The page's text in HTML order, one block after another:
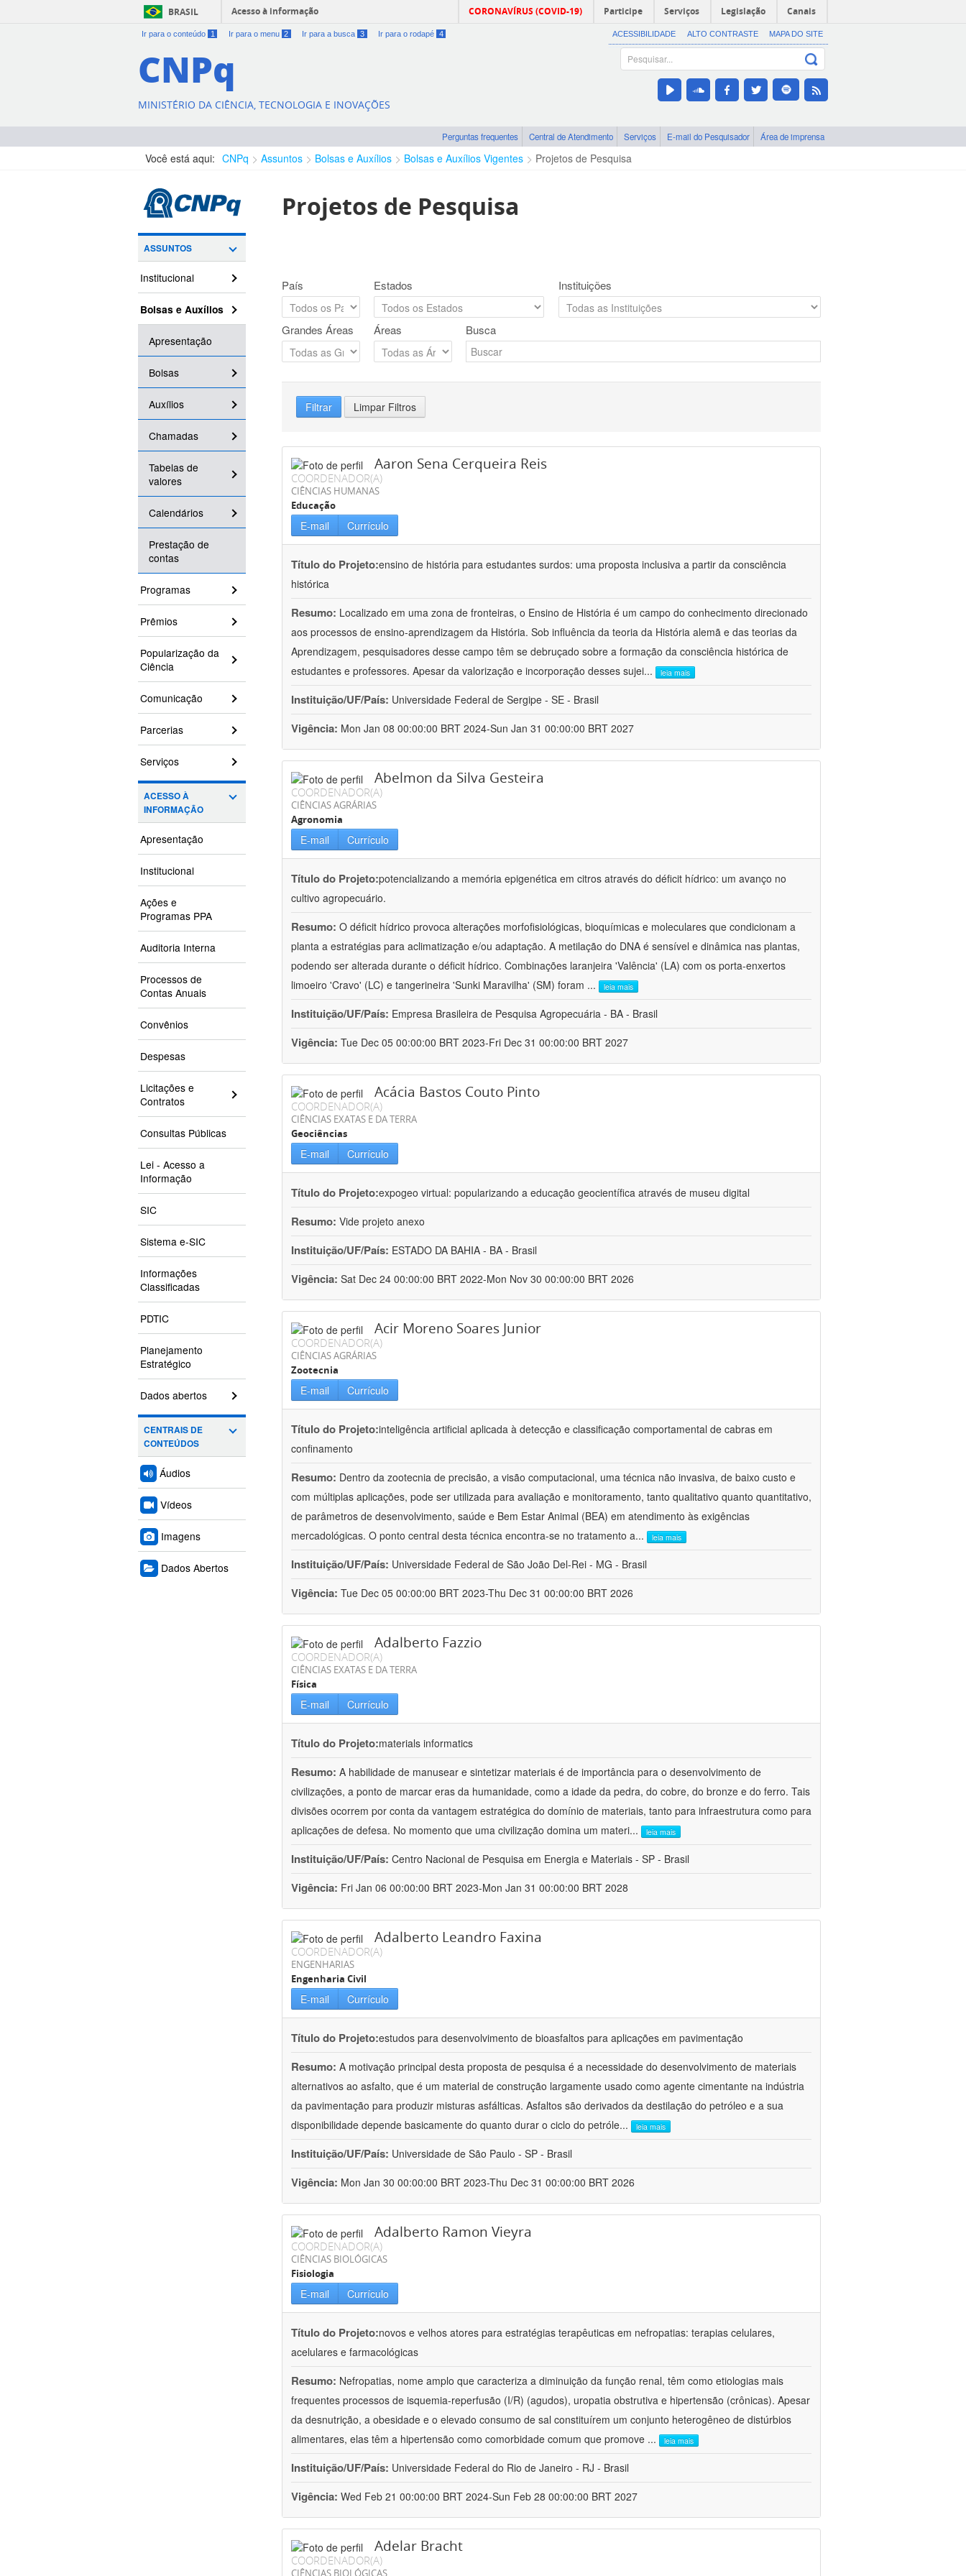
BRASIL Acesso à informação CORONAVÍRUS (COVID-19) Participe Serviços Legislação Canais
Ir para o conteúdo 1 Ir para o menu 2 Ir para a busca 3 Ir para o rodapé 4 ACESSIBILIDADE ALTO CONTRASTE MAPA DO SITE
CNPq
MINISTÉRIO DA CIÊNCIA, TECNOLOGIA E INOVAÇÕES
Perguntas frequentes Central de Atendimento Serviços E-mail do Pesquisador Área de imprensa
Você está aqui: CNPq Assuntos Bolsas e Auxílios Bolsas e Auxílios Vigentes Projetos de Pesquisa
ASSUNTOS
Institucional
Bolsas e Auxílios
Apresentação
Bolsas
Auxílios
Chamadas
Tabelas de
valores
Calendários
Prestação de
contas
Programas
Prêmios
Popularização da
Ciência
Comunicação
Parcerias
Serviços
ACESSO À
INFORMAÇÃO
Apresentação
Institucional
Ações e
Programas PPA
Auditoria Interna
Processos de
Contas Anuais
Convênios
Despesas
Licitações e
Contratos
Consultas Públicas
Lei - Acesso a
Informação
SIC
Sistema e-SIC
Informações
Classificadas
PDTIC
Planejamento
Estratégico
Dados abertos
CENTRAIS DE
CONTEÚDOS
Áudios
Vídeos
Imagens
Dados Abertos
Projetos de Pesquisa
País Estados Instituições
Grandes Áreas Áreas Busca
Filtrar Limpar Filtros
Aaron Sena Cerqueira Reis
COORDENADOR(A)
CIÊNCIAS HUMANAS
Educação
E-mail Currículo
Título do Projeto:ensino de história para estudantes surdos: uma proposta inclusiva a partir da consciência
histórica
Resumo: Localizado em uma zona de fronteiras, o Ensino de História é um campo do conhecimento direcionado
aos processos de ensino-aprendizagem da História. Sob influência da teoria da História alemã e das teorias da
Aprendizagem, pesquisadores desse campo têm se debruçado sobre a formação da consciência histórica de
estudantes e professores. Apesar da valorização e incorporação desses sujei... leia mais
Instituição/UF/País: Universidade Federal de Sergipe - SE - Brasil
Vigência: Mon Jan 08 00:00:00 BRT 2024-Sun Jan 31 00:00:00 BRT 2027
Abelmon da Silva Gesteira
COORDENADOR(A)
CIÊNCIAS AGRÁRIAS
Agronomia
E-mail Currículo
Título do Projeto:potencializando a memória epigenética em citros através do déficit hídrico: um avanço no
cultivo agropecuário.
Resumo: O déficit hídrico provoca alterações morfofisiológicas, bioquímicas e moleculares que condicionam a
planta a estratégias para aclimatização e/ou adaptação. A metilação do DNA é sensível e dinâmica nas plantas,
podendo ser alterada durante o déficit hídrico. Combinações laranjeira 'Valência' (LA) com os porta-enxertos
limoeiro 'Cravo' (LC) e tangerineira 'Sunki Maravilha' (SM) foram ... leia mais
Instituição/UF/País: Empresa Brasileira de Pesquisa Agropecuária - BA - Brasil
Vigência: Tue Dec 05 00:00:00 BRT 2023-Fri Dec 31 00:00:00 BRT 2027
Acácia Bastos Couto Pinto
COORDENADOR(A)
CIÊNCIAS EXATAS E DA TERRA
Geociências
E-mail Currículo
Título do Projeto:expogeo virtual: popularizando a educação geocientífica através de museu digital
Resumo: Vide projeto anexo
Instituição/UF/País: ESTADO DA BAHIA - BA - Brasil
Vigência: Sat Dec 24 00:00:00 BRT 2022-Mon Nov 30 00:00:00 BRT 2026
Acir Moreno Soares Junior
COORDENADOR(A)
CIÊNCIAS AGRÁRIAS
Zootecnia
E-mail Currículo
Título do Projeto:inteligência artificial aplicada à detecção e classificação comportamental de cabras em
confinamento
Resumo: Dentro da zootecnia de precisão, a visão computacional, uma técnica não invasiva, de baixo custo e
com múltiplas aplicações, pode ser utilizada para avaliação e monitoramento, tanto qualitativo quanto quantitativo,
de parâmetros de desenvolvimento, saúde e Bem Estar Animal (BEA) em atendimento às exigências
mercadológicas. O ponto central desta técnica encontra-se no tratamento a... leia mais
Instituição/UF/País: Universidade Federal de São João Del-Rei - MG - Brasil
Vigência: Tue Dec 05 00:00:00 BRT 2023-Thu Dec 31 00:00:00 BRT 2026
Adalberto Fazzio
COORDENADOR(A)
CIÊNCIAS EXATAS E DA TERRA
Física
E-mail Currículo
Título do Projeto:materials informatics
Resumo: A habilidade de manusear e sintetizar materiais é de importância para o desenvolvimento de
civilizações, a ponto de marcar eras da humanidade, como a idade da pedra, do cobre, do bronze e do ferro. Tais
divisões ocorrem por conta da vantagem estratégica do domínio de materiais, tanto para infraestrutura como para
aplicações de defesa. No momento que uma civilização domina um materi... leia mais
Instituição/UF/País: Centro Nacional de Pesquisa em Energia e Materiais - SP - Brasil
Vigência: Fri Jan 06 00:00:00 BRT 2023-Mon Jan 31 00:00:00 BRT 2028
Adalberto Leandro Faxina
COORDENADOR(A)
ENGENHARIAS
Engenharia Civil
E-mail Currículo
Título do Projeto:estudos para desenvolvimento de bioasfaltos para aplicações em pavimentação
Resumo: A motivação principal desta proposta de pesquisa é a necessidade do desenvolvimento de materiais
alternativos ao asfalto, que é um material de construção largamente usado como agente cimentante na indústria
da pavimentação para produzir misturas asfálticas. Asfaltos são derivados da destilação do petróleo e a sua
disponibilidade depende basicamente do quanto durar o ciclo do petróle... leia mais
Instituição/UF/País: Universidade de São Paulo - SP - Brasil
Vigência: Mon Jan 30 00:00:00 BRT 2023-Thu Dec 31 00:00:00 BRT 2026
Adalberto Ramon Vieyra
COORDENADOR(A)
CIÊNCIAS BIOLÓGICAS
Fisiologia
E-mail Currículo
Título do Projeto:novos e velhos atores para estratégias terapêuticas em nefropatias: terapias celulares,
acelulares e farmacológicas
Resumo: Nefropatias, nome amplo que caracteriza a diminuição da função renal, têm como etiologias mais
frequentes processos de isquemia-reperfusão (I/R) (agudos), uropatia obstrutiva e hipertensão (crônicas). Apesar
da desnutrição, a obesidade e o elevado consumo de sal constituírem um conjunto heterogêneo de distúrbios
alimentares, elas têm a hipertensão como comorbidade comum que promove ... leia mais
Instituição/UF/País: Universidade Federal do Rio de Janeiro - RJ - Brasil
Vigência: Wed Feb 21 00:00:00 BRT 2024-Sun Feb 28 00:00:00 BRT 2027
Adelar Bracht
COORDENADOR(A)
CIÊNCIAS BIOLÓGICAS